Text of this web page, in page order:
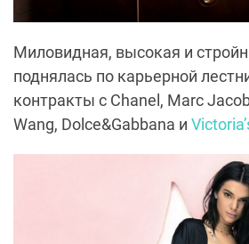
Миловидная, высокая и
поднялась по карьерной
контракты с Chanel, Marc
Wang, Dolce&Gabbana и